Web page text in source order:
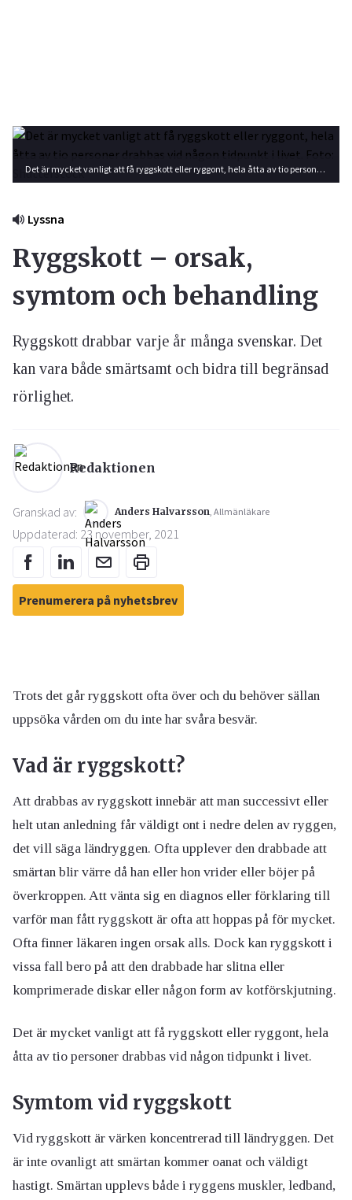
Det är mycket vanligt att få ryggskott eller ryggont, hela åtta av tio personer drabbas vid någon tidpunkt i livet. Foto: Shutterstock
Lyssna
Ryggskott – orsak,
symtom och behandling
Ryggskott drabbar varje år många svenskar. Det
kan vara både smärtsamt och bidra till begränsad
rörlighet.
Redaktionen
Granskad av: Anders Halvarsson, Allmänläkare
Uppdaterad: 23 november, 2021
Prenumerera på nyhetsbrev
Trots det går ryggskott ofta över och du behöver sällan
uppsöka vården om du inte har svåra besvär.
Vad är ryggskott?
Att drabbas av ryggskott innebär att man successivt eller
helt utan anledning får väldigt ont i nedre delen av ryggen,
det vill säga ländryggen. Ofta upplever den drabbade att
smärtan blir värre då han eller hon vrider eller böjer på
överkroppen. Att vänta sig en diagnos eller förklaring till
varför man fått ryggskott är ofta att hoppas på för mycket.
Ofta finner läkaren ingen orsak alls. Dock kan ryggskott i
vissa fall bero på att den drabbade har slitna eller
komprimerade diskar eller någon form av kotförskjutning.
Det är mycket vanligt att få ryggskott eller ryggont, hela
åtta av tio personer drabbas vid någon tidpunkt i livet.
Symtom vid ryggskott
Vid ryggskott är värken koncentrerad till ländryggen. Det
är inte ovanligt att smärtan kommer oanat och väldigt
hastigt. Smärtan upplevs både i ryggens muskler, ledband,